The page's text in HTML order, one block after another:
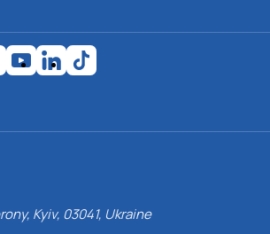
Kyiv, 03041, Ukraine